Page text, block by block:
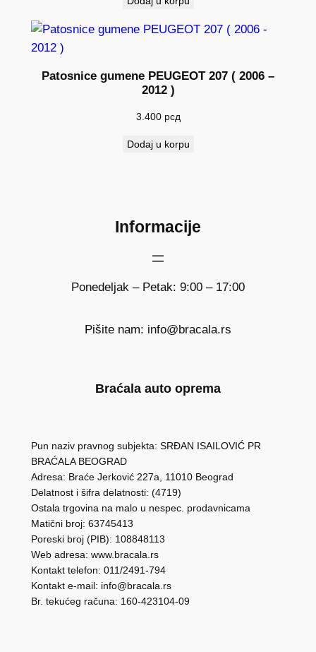
Patosnice gumene PEUGEOT 207 ( 2006 –
2012 )
3.400 рсд
Dodaj u korpu
Informacije
Ponedeljak – Petak: 9:00 – 17:00
Pišite nam: info@bracala.rs
Braćala auto oprema
Pun naziv pravnog subjekta: SRĐAN ISAILOVIĆ PR
BRAĆALA BEOGRAD
Adresa: Braće Jerković 227a, 11010 Beograd
Delatnost i šifra delatnosti: (4719)
Ostala trgovina na malo u nespec. prodavnicama
Matični broj: 63745413
Poreski broj (PIB): 108848113
Web adresa: www.bracala.rs
Kontakt telefon: 011/2491-794
Kontakt e-mail: info@bracala.rs
Br. tekućeg računa: 160-423104-09